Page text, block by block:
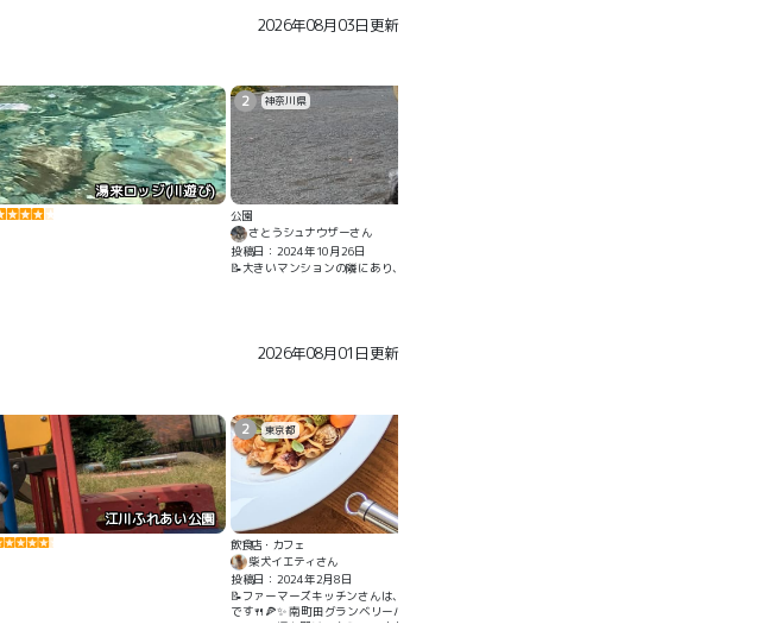
2026年08月03日更新
湯来ロッジ(川遊び)
2 神奈川県
公園
さとうシュナウザーさん
投稿日：2024年10月26日
📝大きいマンションの隣にあり、ベンチ多め砂地多めの公園です。大きさはあまりないですが手入
2026年08月01日更新
江川ふれあい公園
2 東京都
飲食店・カフェ
柴犬イエティさん
投稿日：2024年2月8日
📝ファーマーズキッチンさんは、南町田グランベリーパークのグリーンリビングの１階にある野菜
です🍴🍕✨ 南町田グランベリーパークお買い物をしているときにランチ利用をしました🛒💨 テラス
テラスの塀を開けてもらい、店内は通過せずに席につくことができます🚪👍 料理はパスタとピザを